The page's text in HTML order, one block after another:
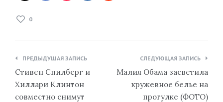
0
Навигация
по
записям
ПРЕДЫДУЩАЯ ЗАПИСЬ
Стивен Спилберг и
Хиллари Клинтон
совместно снимут
СЛЕДУЮЩАЯ ЗАПИСЬ
Малия Обама засветила
кружевное белье на
прогулке (ФОТО)